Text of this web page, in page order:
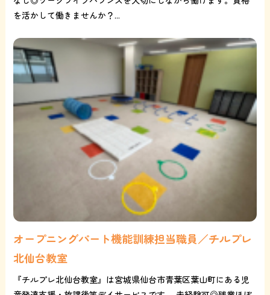
を活かして働きませんか？...
オープニングパート機能訓練担当職員／チルプレ
北仙台教室
『チルプレ北仙台教室』は宮城県仙台市青葉区葉山町にある児